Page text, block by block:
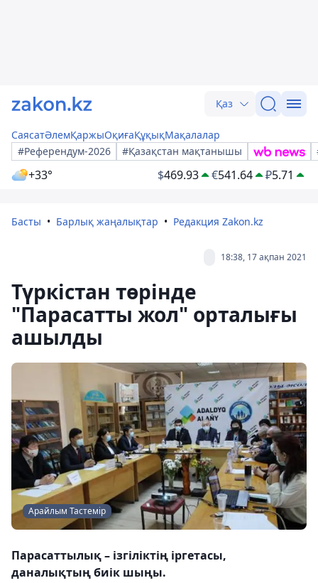
Қаз
СаясатӘлемҚаржыОқиғаҚұқықМақалалар
#Референдум-2026
#Қазақстан мақтанышы
+33° $469.93 €541.64 ₽5.71
Басты Барлық жаңалықтар Редакция Zakon.kz
18:38, 17 ақпан 2021
Түркістан төрінде
"Парасатты жол" орталығы
ашылды
Арайлым Тастемір
Парасаттылық – ізгіліктің іргетасы,
даналықтың биік шыңы.